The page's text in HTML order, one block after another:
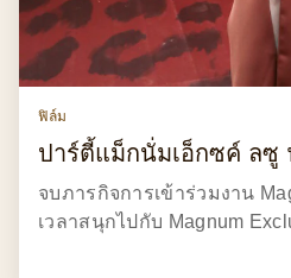
ฟิล์ม
ปาร์ตี้แม็กนั่มเอ็กซค์ ลซู
จบภารกิจการเข้าร่วมงาน
เวลาสนุกไปกับ Magnum